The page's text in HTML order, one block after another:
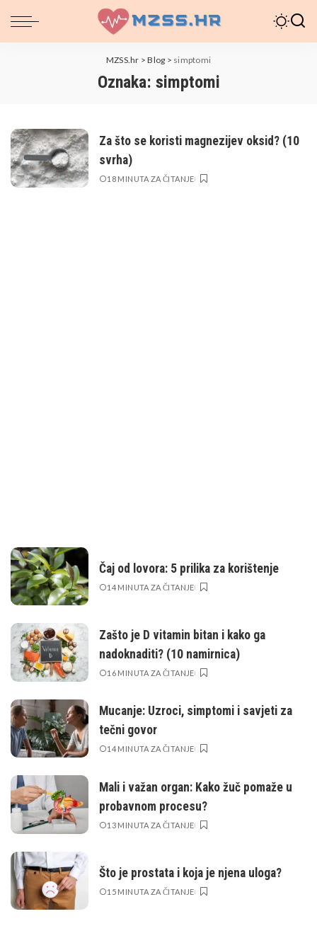
MZSS.hr >Blog > simptomi
Oznaka: simptomi
Za što se koristi magnezijev oksid? (10
svrha)
18 MINUTA ZA ČITANJE
Čaj od lovora: 5 prilika za korištenje
14 MINUTA ZA ČITANJE
Zašto je D vitamin bitan i kako ga
nadoknaditi? (10 namirnica)
16 MINUTA ZA ČITANJE
Mucanje: Uzroci, simptomi i savjeti za
tečni govor
14 MINUTA ZA ČITANJE
Mali i važan organ: Kako žuč pomaže u
probavnom procesu?
13 MINUTA ZA ČITANJE
Što je prostata i koja je njena uloga?
15 MINUTA ZA ČITANJE